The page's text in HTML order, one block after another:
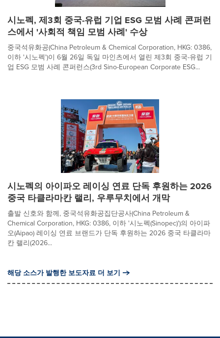
시노펙, 제3회 중국-유럽 기업 ESG 모범 사례 콘퍼런
스에서 '사회적 책임 모범 사례' 수상
중국석유화공(China Petroleum & Chemical Corporation, HKG: 0386,
이하 '시노펙')이 6월 26일 독일 마인츠에서 열린 제3회 중국-유럽 기
업 ESG 모범 사례 콘퍼런스(3rd Sino-European Corporate ESG...
시노펙의 아이파오 레이싱 연료 단독 후원하는 2026
중국 타클라마칸 랠리, 우루무치에서 개막
출발 신호와 함께, 중국석유화공집단공사(China Petroleum &
Chemical Corporation, HKG: 0386, 이하 '시노펙(Sinopec)')의 아이파
오(Aipao) 레이싱 연료 브랜드가 단독 후원하는 2026 중국 타클라마
칸 랠리(2026...
해당 소스가 발행한 보도자료 더 보기